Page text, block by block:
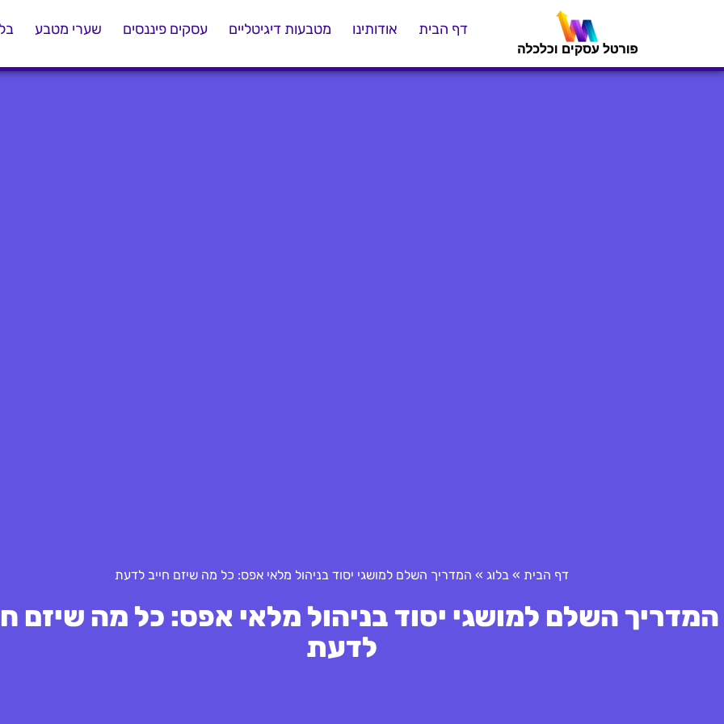
דף הבית אודותינו מטבעות דיגיטליים עסקים פיננסים שערי מטבע
דף הבית » בלוג » המדריך השלם למושגי יסוד בניהול מלאי אפס: כל מה שיזם חייב לדעת
המדריך השלם למושגי יסוד בניהול מלאי אפס: כל מה שיזם
לדעת